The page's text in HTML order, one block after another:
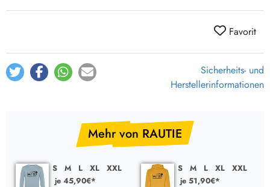
Favorit
Sicherheits- und
Herstellerinformationen
Mehr von RAUTIE
S M L XL
XXL
je 45,90€*
S M L XL
XXL
je 51,90€*